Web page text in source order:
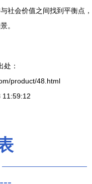
社会价值之间找到平衡点，
。
处：
product/48.html
11:59:12